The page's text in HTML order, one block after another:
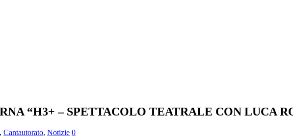
“H3+ – SPETTACOLO TEATRALE CON LUCA
, Cantautorato, Notizie 0